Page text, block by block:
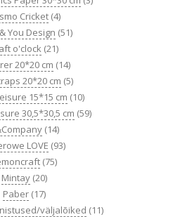
Cricket (4)
You Design (51)
o'clock (21)
20*20 cm (14)
20*20 cm (5)
15*15 cm (10)
30,5*30,5 cm (59)
(14)
LOVE (93)
(75)
Mintay (20)
Paber (17)
väljalõiked (11)